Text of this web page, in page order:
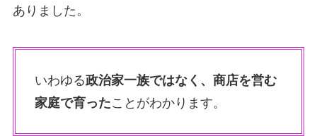
ありました。
いわゆる政治家一族ではなく、商店を営む
家庭で育ったことがわかります。